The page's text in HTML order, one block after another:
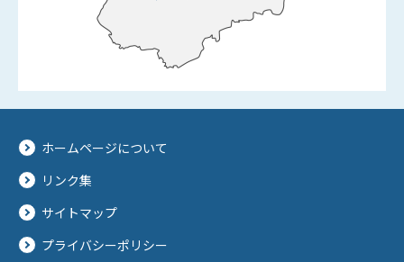
ホームページについて
リンク集
サイトマップ
プライバシーポリシー